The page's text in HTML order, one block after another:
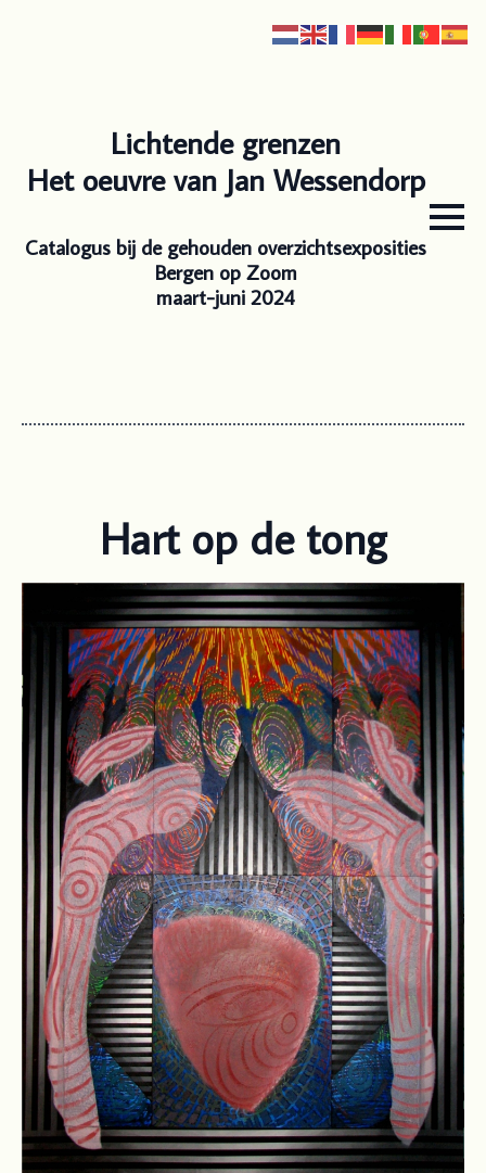
Lichtende grenzen
Het oeuvre van Jan Wessendorp
Catalogus bij de gehouden overzichtsexposities
Bergen op Zoom
maart-juni 2024
Hart op de tong